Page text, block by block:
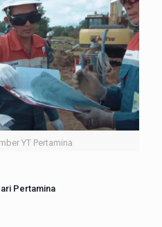
YT Pertamina
Pertamina